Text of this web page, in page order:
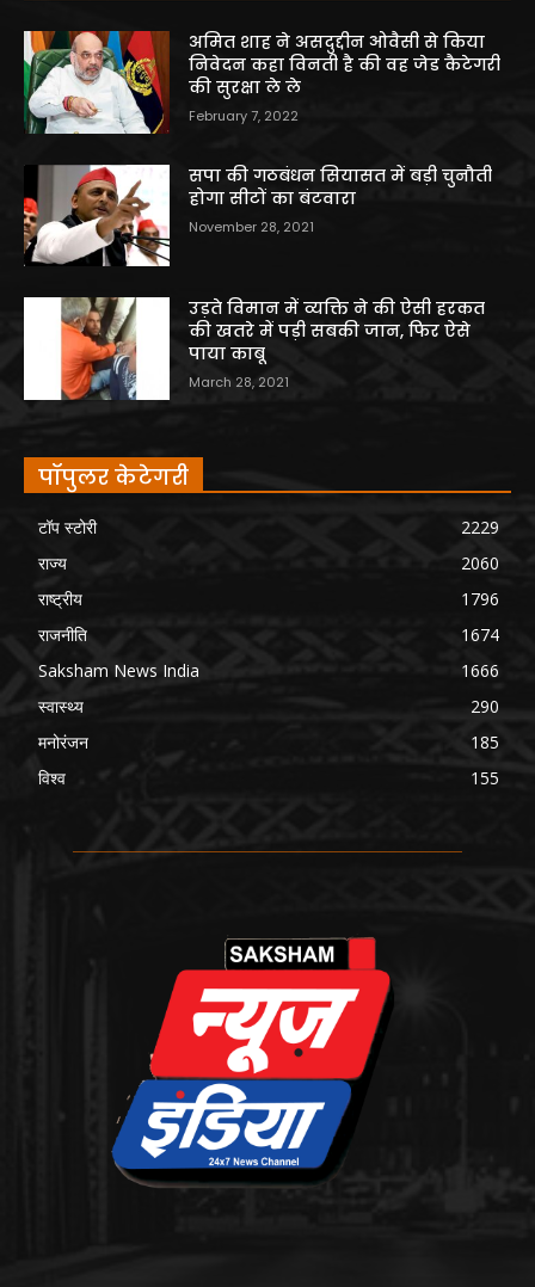
अमित शाह ने असदुद्दीन ओवैसी से किया
निवेदन कहा विनती है की वह जेड कैटेगरी
की सुरक्षा ले ले
February 7, 2022
सपा की गठबंधन सियासत में बड़ी चुनौती
होगा सीटों का बंटवारा
November 28, 2021
उड़ते विमान में व्यक्ति ने की ऐसी हरकत
की खतरे में पड़ी सबकी जान, फिर ऐसे
पाया काबू
March 28, 2021
पॉपुलर केटेगरी
टॉप स्टोरी
2229
राज्य
2060
राष्ट्रीय
1796
राजनीति
1674
Saksham News India
1666
स्वास्थ्य
290
मनोरंजन
185
विश्व
155